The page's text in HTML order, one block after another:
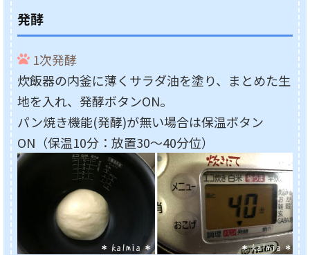
発酵
1次発酵
炊飯器の内釜に薄くサラダ油を塗り、まとめた生
地を入れ、発酵ボタンON。
パン焼き機能(発酵)が無い場合は保温ボタン
ON（保温10分：放置30～40分位）